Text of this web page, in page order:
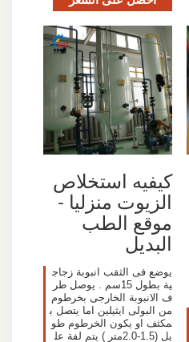
كيفيه استخلاص
الزيوت منزليا -
موقع الطب
البديل
يوضع فى الثقب انبوبة زجاج
ية بطول 15سم . يوصل طر
ف الانبوبة الخارجى بخرطوم
من البولى ايثيلين اما يتصل ب
مكثف او يكون الخرطوم طو
يل (1.5-2.0متر ) يتم لفة عل